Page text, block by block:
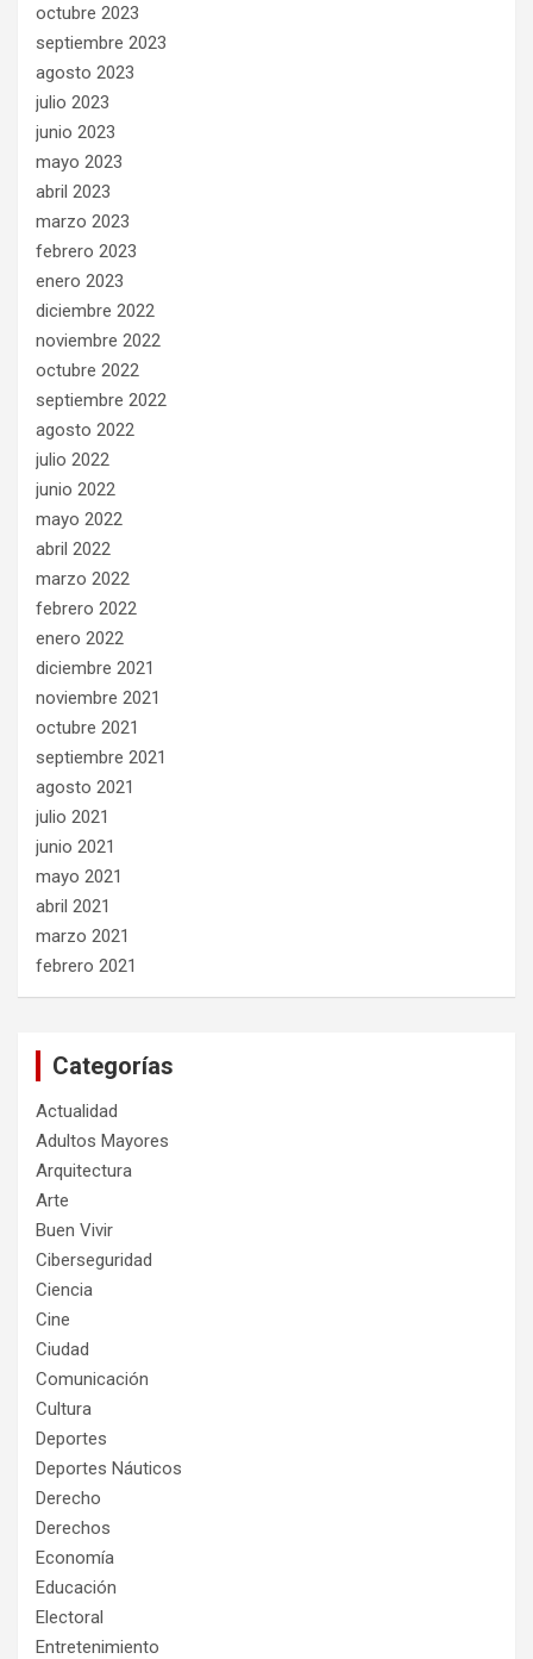
octubre 2023
septiembre 2023
agosto 2023
julio 2023
junio 2023
mayo 2023
abril 2023
marzo 2023
febrero 2023
enero 2023
diciembre 2022
noviembre 2022
octubre 2022
septiembre 2022
agosto 2022
julio 2022
junio 2022
mayo 2022
abril 2022
marzo 2022
febrero 2022
enero 2022
diciembre 2021
noviembre 2021
octubre 2021
septiembre 2021
agosto 2021
julio 2021
junio 2021
mayo 2021
abril 2021
marzo 2021
febrero 2021
Categorías
Actualidad
Adultos Mayores
Arquitectura
Arte
Buen Vivir
Ciberseguridad
Ciencia
Cine
Ciudad
Comunicación
Cultura
Deportes
Deportes Náuticos
Derecho
Derechos
Economía
Educación
Electoral
Entretenimiento